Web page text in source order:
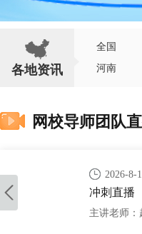
各地资讯
全国
河南
网校导师团队
2026-8-
冲刺直播
主讲老师：